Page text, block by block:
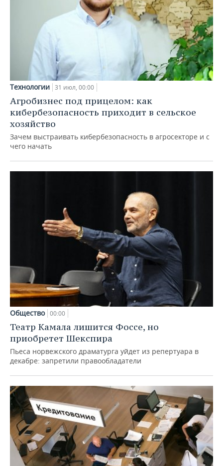
Технологии 31 июл, 00:00
Агробизнес под прицелом: как
кибербезопасность приходит в сельское
хозяйство
Зачем выстраивать кибербезопасность в агросекторе и с
чего начать
Общество 00:00
Театр Камала лишится Фоссе, но
приобретет Шекспира
Пьеса норвежского драматурга уйдет из репертуара в
декабре: запретили правообладатели